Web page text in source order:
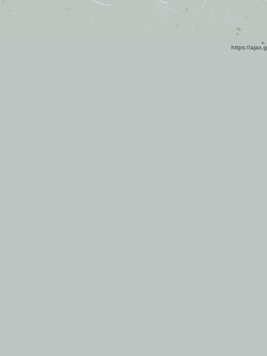
https://